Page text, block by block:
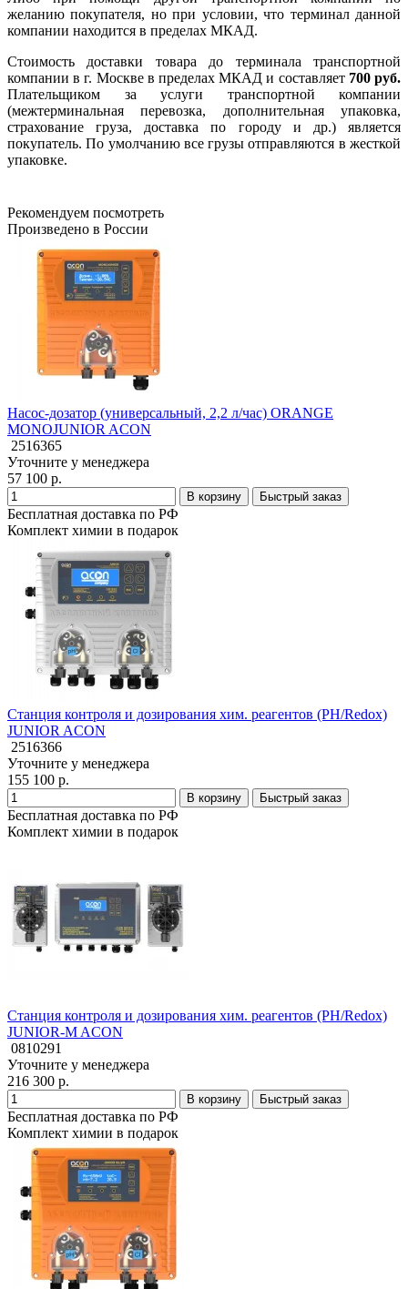
желанию покупателя, но при условии, что терминал данной
компании находится в пределах МКАД.
Стоимость доставки товара до терминала транспортной
компании в г. Москве в пределах МКАД и составляет 700 руб.
Плательщиком за услуги транспортной компании
(межтерминальная перевозка, дополнительная упаковка,
страхование груза, доставка по городу и др.) является
покупатель. По умолчанию все грузы отправляются в жесткой
упаковке.
Рекомендуем посмотреть
Произведено в России
Насос-дозатор (универсальный, 2,2 л/час) ORANGE
MONOJUNIOR ACON
2516365
Уточните у менеджера
57 100 р.
В корзину Быстрый заказ
Бесплатная доставка по РФ
Комплект химии в подарок
Станция контроля и дозирования хим. реагентов (PH/Redox)
JUNIOR ACON
2516366
Уточните у менеджера
155 100 р.
В корзину Быстрый заказ
Бесплатная доставка по РФ
Комплект химии в подарок
Станция контроля и дозирования хим. реагентов (PH/Redox)
JUNIOR-M ACON
0810291
Уточните у менеджера
216 300 р.
В корзину Быстрый заказ
Бесплатная доставка по РФ
Комплект химии в подарок